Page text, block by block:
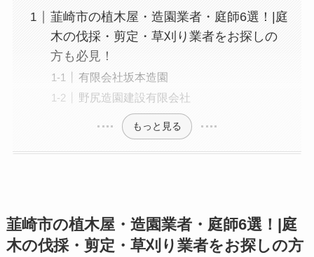
韮崎市の植木屋・造園業者・庭師6選！|庭
木の伐採・剪定・草刈り業者をお探しの
方も必見！
有限会社坂本造園
野尻造園建設有限会社
もっと見る
韮崎市の植木屋・造園業者・庭師6選！|庭
木の伐採・剪定・草刈り業者をお探しの方